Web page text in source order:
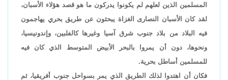
المسلمين الذين لعلهم لم يكونوا يدركون ما هو قصد هؤلاء الأسبان،
لقد كان الأسبان النصارى الغزاة يبحثون عن طريق بحري يهاجمون
فيه البلاد من بلاد جنوب شرق آسيا وغيرها كالفلبين، وإندونيسيا،
ونحوها، دون أن يمروا بالبحر الأبيض المتوسط الذي كان فيه
للمسلمين أساطل بحرية.
فكان أن اهتدوا لذلك الطريق الذي يمر بسواحل جنوب أفريقيا، ثم